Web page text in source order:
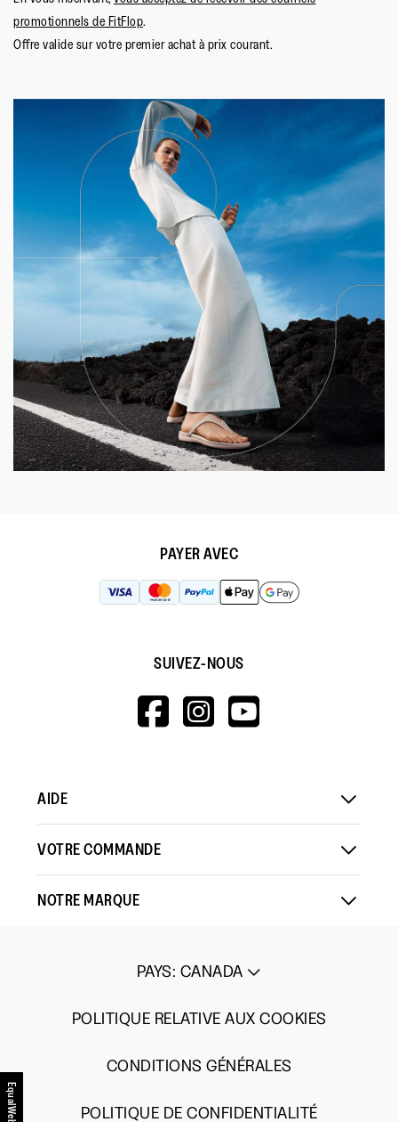
promotionnels de FitFlop.
Offre valide sur votre premier achat à prix courant.
PAYER AVEC
SUIVEZ-NOUS
HTTPS://
HTTPS://
AIDE
VOTRE COMMANDE
NOTRE MARQUE
PAYS: CANADA
POLITIQUE RELATIVE AUX COOKIES
CONDITIONS GÉNÉRALES
POLITIQUE DE CONFIDENTIALITÉ
EqualWeb